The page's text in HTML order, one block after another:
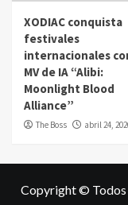
XODIAC conquista
festivales
internacionales
MV de IA “Alibi:
Moonlight Blood
Alliance”
The Boss abril 24,
Copyright © Todos